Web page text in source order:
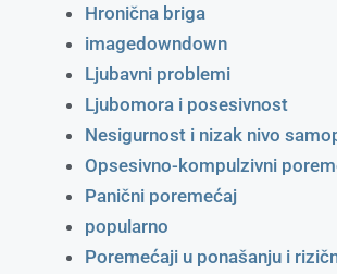
Hronična briga
imagedowndown
Ljubavni problemi
Ljubomora i posesivnost
Nesigurnost i nizak nivo
Opsesivno-kompulzivni
Panični poremećaj
popularno
Poremećaji u ponašanju i